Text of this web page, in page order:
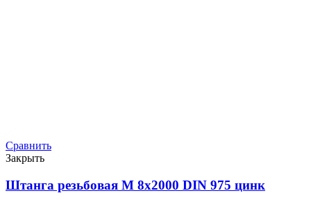
Сравнить
Закрыть
Штанга резьбовая М 8х2000 DIN 975 цинк